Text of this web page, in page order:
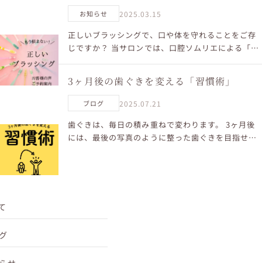
お知らせ 2025.03.15
正しいブラッシングで、口や体を守れることをご存
じですか？ 当サロンでは、口腔ソムリエによる「宮
たくさんいた...
3ヶ月後の歯ぐきを変える「習慣術」
ブログ 2025.07.21
歯ぐきは、毎日の積み重ねで変わります。 3ヶ月後
には、最後の写真のように整った歯ぐきを目指せる